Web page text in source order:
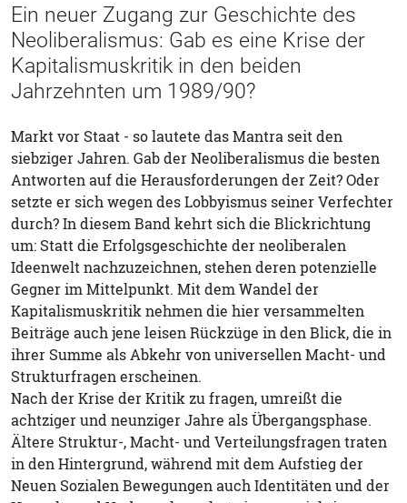
Ein neuer Zugang zur Geschichte des
Neoliberalismus: Gab es eine Krise der
Kapitalismuskritik in den beiden
Jahrzehnten um 1989/90?
Markt vor Staat - so lautete das Mantra seit den
siebziger Jahren. Gab der Neoliberalismus die besten
Antworten auf die Herausforderungen der Zeit? Oder
setzte er sich wegen des Lobbyismus seiner Verfechter
durch? In diesem Band kehrt sich die Blickrichtung
um: Statt die Erfolgsgeschichte der neoliberalen
Ideenwelt nachzuzeichnen, stehen deren potenzielle
Gegner im Mittelpunkt. Mit dem Wandel der
Kapitalismuskritik nehmen die hier versammelten
Beiträge auch jene leisen Rückzüge in den Blick, die in
ihrer Summe als Abkehr von universellen Macht- und
Strukturfragen erscheinen.
Nach der Krise der Kritik zu fragen, umreißt die
achtziger und neunziger Jahre als Übergangsphase.
Ältere Struktur-, Macht- und Verteilungsfragen traten
in den Hintergrund, während mit dem Aufstieg der
Neuen Sozialen Bewegungen auch Identitäten und der